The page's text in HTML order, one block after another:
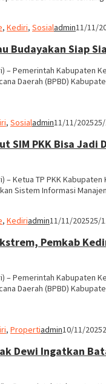
, Kediri, Sosialadmin11/11/
Budayakan Siap
– Pemerintah Kabupaten
Daerah (BPBD)
, Sosialadmin11/11/2025
SIM PKK Bisa Jadi
– Ketua TP PKK
Sistem Informasi
, Kediriadmin11/11/202525/
Pemkab
– Pemerintah Kabupaten
Daerah (BPBD)
, Propertiadmin10/11/2025
Dewi Ingatkan